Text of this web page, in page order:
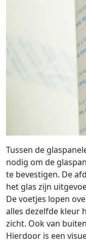
Tussen de
nodig om de
te bevestigen. De
het glas zijn
De voetjes lopen
alles dezelfde kleur
zicht. Ook van
Hierdoor is een